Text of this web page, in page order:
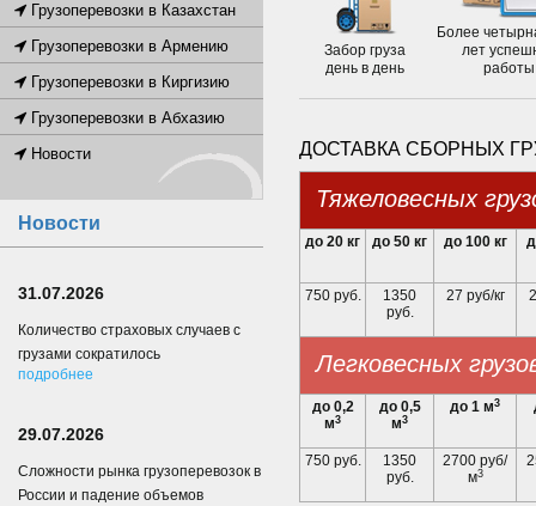
Забор груза
день в день
Более
лет
работы
ДОСТАВКА СБОРНЫХ
Тяжеловесных
до 20 кг до 50 кг до 100 кг
750 руб.
1350
руб.
27 руб/кг
Легковесных
до 0,2
м3
до 0,5
м3
до 1 м3
750 руб.
1350
руб.
2700 руб/
м3
Грузоперевозки в Казахстан
Грузоперевозки в Армению
Грузоперевозки в Киргизию
Грузоперевозки в Абхазию
Новости
Новости
31.07.2026
Количество страховых случаев с
грузами сократилось
подробнее
29.07.2026
Сложности рынка грузоперевозок в
России и падение объемов